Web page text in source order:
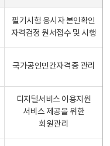
필기시험 응시자 본인확인
자격검정 원서접수 및 시행
국가공인민간자격증 관리
디지털서비스 이용지원
서비스 제공을 위한
회원관리